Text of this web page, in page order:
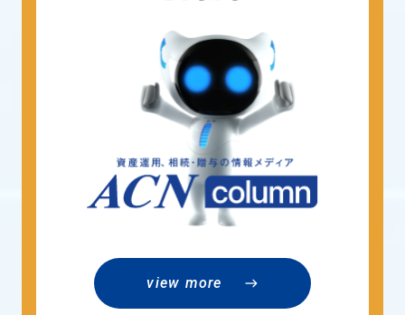
view more east